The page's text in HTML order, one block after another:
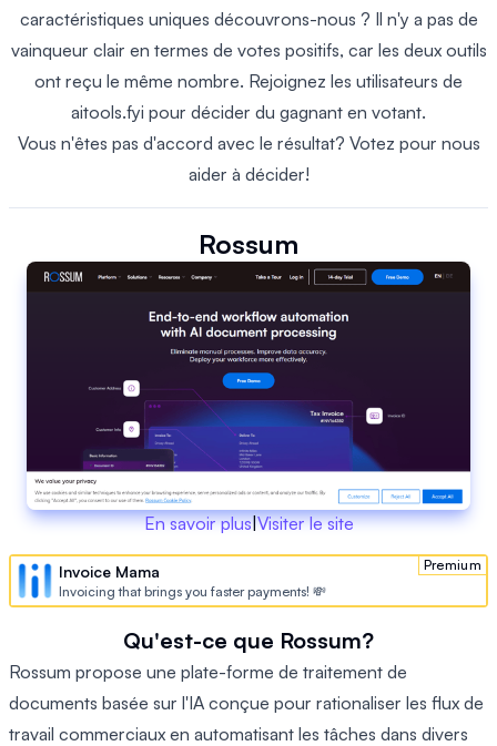
caractéristiques uniques découvrons-nous ? Il n'y a pas de
vainqueur clair en termes de votes positifs, car les deux outils
ont reçu le même nombre. Rejoignez les utilisateurs de
aitools.fyi pour décider du gagnant en votant.
Vous n'êtes pas d'accord avec le résultat? Votez pour nous
aider à décider!
Rossum
En savoir plus|Visiter le site
Premium
Invoice Mama
Invoicing that brings you faster payments! 💸
Qu'est-ce que Rossum?
Rossum propose une plate-forme de traitement de
documents basée sur l'IA conçue pour rationaliser les flux de
travail commerciaux en automatisant les tâches dans divers